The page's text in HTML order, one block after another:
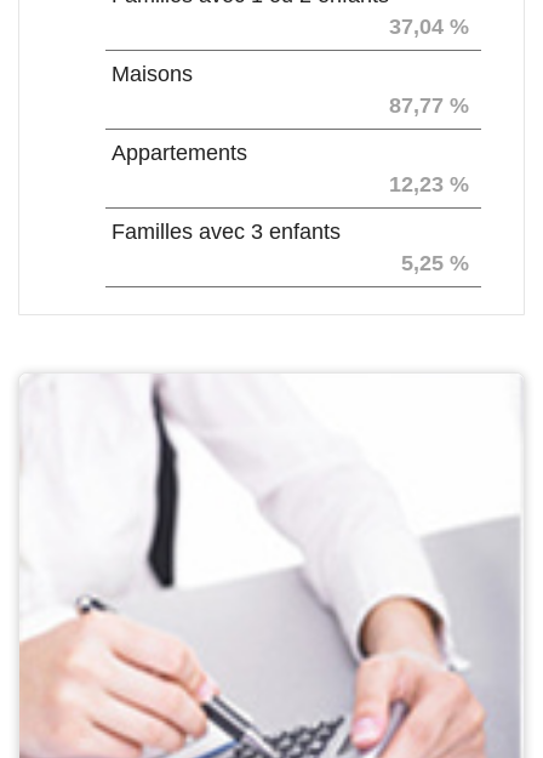
37,04 %
Maisons
87,77 %
Appartements
12,23 %
Familles avec 3 enfants
5,25 %